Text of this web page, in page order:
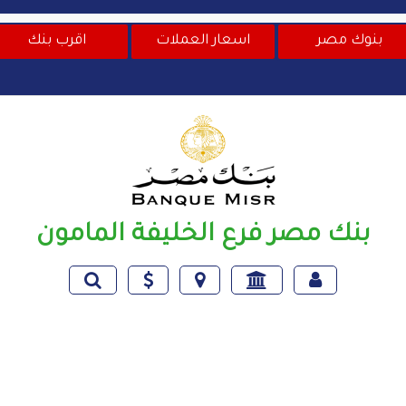
بنوك مصر اسعار العملات اقرب بنك
بنك مصر فرع الخليفة المامون